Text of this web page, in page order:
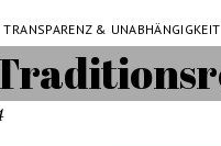
TRANSPARENZ & UNABHÄNGIGKEIT